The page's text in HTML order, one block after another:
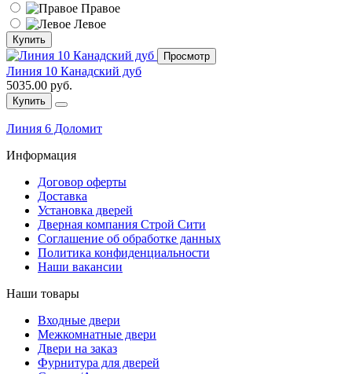
Правое
Левое
Купить
Просмотр
Линия 10 Канадский дуб
5035.00 руб.
Купить
Линия 6 Доломит
Информация
Договор оферты
Доставка
Установка дверей
Дверная компания Строй Сити
Соглашение об обработке данных
Политика конфиденциальности
Наши вакансии
Наши товары
Входные двери
Межкомнатные двери
Двери на заказ
Фурнитура для дверей